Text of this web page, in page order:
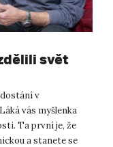
svět
v
vás myšlenka
Ta první je, že
a stanete se